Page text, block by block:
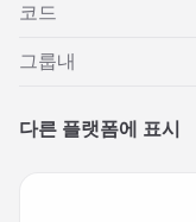
코드
그룹내
다른 플랫폼에 표시